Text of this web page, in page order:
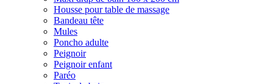
Housse pour table de massage
Bandeau tête
Mules
Poncho adulte
Peignoir
Peignoir enfant
Paréo